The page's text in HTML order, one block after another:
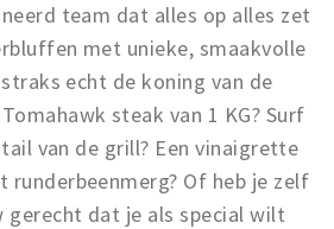
team dat alles op alles zet
met unieke, smaakvolle
echt de koning van de
steak van 1 KG? Surf
van de grill? Een vinaigrette
Of heb je zelf
gerecht dat je als special wilt